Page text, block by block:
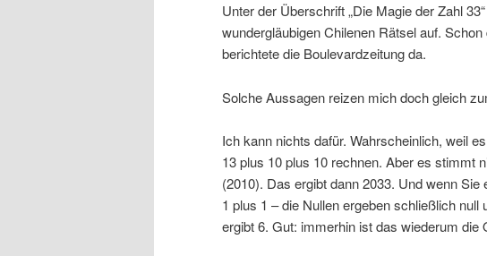
Unter der Überschrift „Die Magie der Zahl
wundergläubigen Chilenen Rätsel auf.
berichtete die Boulevardzeitung da.
Solche Aussagen reizen mich doch gleich
Ich kann nichts dafür. Wahrscheinlich, weil
13 plus 10 plus 10 rechnen. Aber es stimmt
(2010). Das ergibt dann 2033. Und wenn
1 plus 1 – die Nullen ergeben schließlich
ergibt 6. Gut: immerhin ist das wiederum